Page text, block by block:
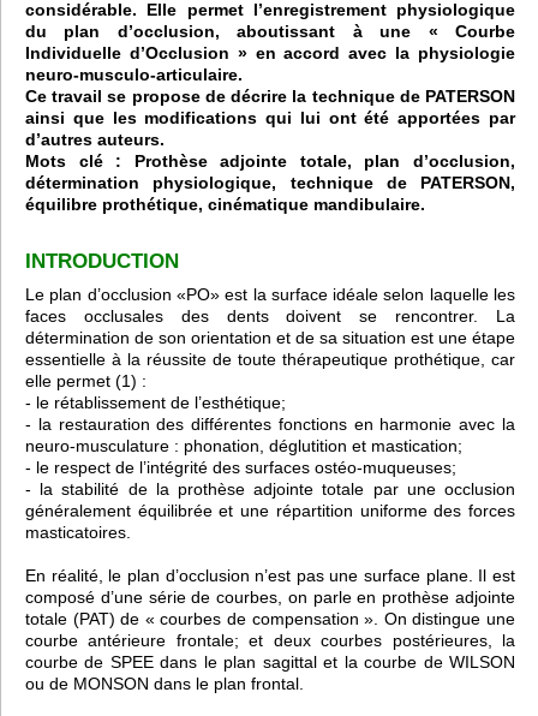
considérable. Elle permet l’enregistrement physiologique
du plan d’occlusion, aboutissant à une « Courbe
Individuelle d’Occlusion » en accord avec la physiologie
neuro-musculo-articulaire.
Ce travail se propose de décrire la technique de PATERSON
ainsi que les modifications qui lui ont été apportées par
d’autres auteurs.
Mots clé : Prothèse adjointe totale, plan d’occlusion,
détermination physiologique, technique de PATERSON,
équilibre prothétique, cinématique mandibulaire.
INTRODUCTION
Le plan d’occlusion «PO» est la surface idéale selon laquelle les
faces occlusales des dents doivent se rencontrer. La
détermination de son orientation et de sa situation est une étape
essentielle à la réussite de toute thérapeutique prothétique, car
elle permet (1) :
- le rétablissement de l’esthétique;
- la restauration des différentes fonctions en harmonie avec la
neuro-musculature : phonation, déglutition et mastication;
- le respect de l’intégrité des surfaces ostéo-muqueuses;
- la stabilité de la prothèse adjointe totale par une occlusion
généralement équilibrée et une répartition uniforme des forces
masticatoires.
En réalité, le plan d’occlusion n’est pas une surface plane. Il est
composé d’une série de courbes, on parle en prothèse adjointe
totale (PAT) de « courbes de compensation ». On distingue une
courbe antérieure frontale; et deux courbes postérieures, la
courbe de SPEE dans le plan sagittal et la courbe de WILSON
ou de MONSON dans le plan frontal.